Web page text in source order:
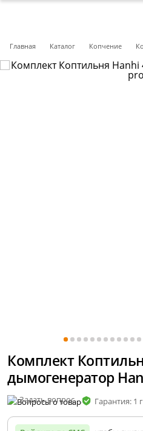
Главная Каталог Копчение
Комплект
дымогенератор
Задать вопрос Гарантия: 1